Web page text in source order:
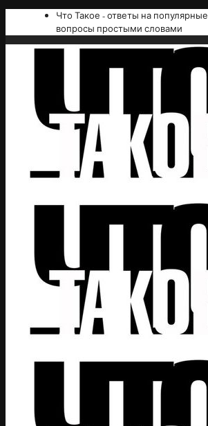
Что Такое - ответы на популярные
вопросы простыми словами